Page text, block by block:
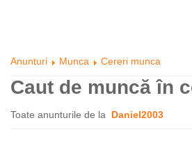
Anunturi Munca Cereri munca
Caut de muncă în
Toate anunturile de la Daniel2003